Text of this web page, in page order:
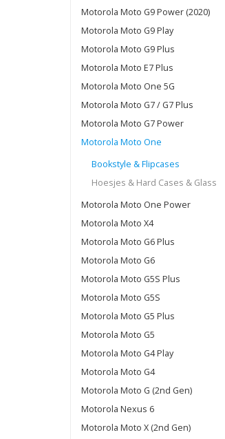
Motorola Moto G9 Power (2020)
Motorola Moto G9 Play
Motorola Moto G9 Plus
Motorola Moto E7 Plus
Motorola Moto One 5G
Motorola Moto G7 / G7 Plus
Motorola Moto G7 Power
Motorola Moto One
Bookstyle & Flipcases
Hoesjes & Hard Cases & Glass
Motorola Moto One Power
Motorola Moto X4
Motorola Moto G6 Plus
Motorola Moto G6
Motorola Moto G5S Plus
Motorola Moto G5S
Motorola Moto G5 Plus
Motorola Moto G5
Motorola Moto G4 Play
Motorola Moto G4
Motorola Moto G (2nd Gen)
Motorola Nexus 6
Motorola Moto X (2nd Gen)